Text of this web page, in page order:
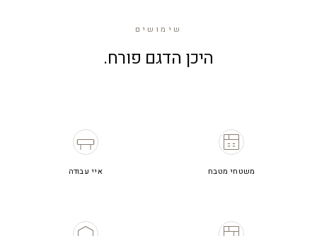
שימושים
היכן הדגם פורח.
משטחי מטבח איי עבודה